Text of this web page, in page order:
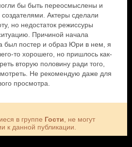
бы быть переосмыслены и
Актеры сделали
но недостаток режиссуры
Причиной начала
был постер и образ Юри в нем, я
то хорошего, но пришлось как-
вторую половину ради того,
Не рекомендую даже для
просмотра.
в группе Гости , не могут
к данной публикации.